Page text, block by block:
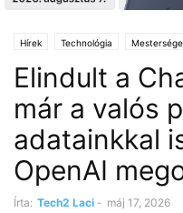
Hírek Technológia
Elindult a
már a valós
adatainkkal
OpenAI
Írta: Tech2 Laci - máj 17, 2026